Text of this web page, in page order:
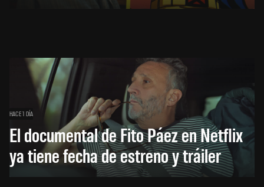
HACE 1 DÍA
El documental de Fito Páez en Netflix
ya tiene fecha de estreno y tráiler